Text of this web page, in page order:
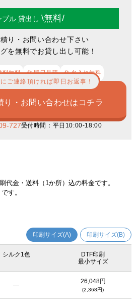
のが安全にプリントされるおおよその目安で
プル 貸出し \無料/
り・お問い合わせ下さい
を無料でお貸し出し可能！
料無料 即日見積 名入れ無料
り・お問い合わせはコチラ
ご連絡頂ければ即日お返事！
727受付時間：平日10:00-18:00
代金・送料（1か所）込の料金です。
す。
印刷サイズ(A) 印刷サイズ(B)
シルク1色
DTF印刷
最小サイズ
— 26,048円
(2,368円)